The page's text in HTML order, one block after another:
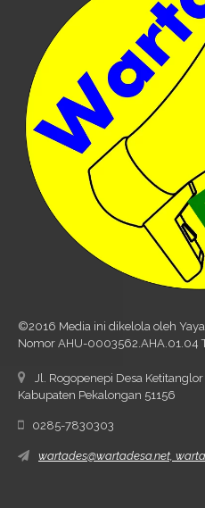
©2016 Media ini dikelola oleh
Nomor AHU-0003562.AHA.01.04
Jl. Rogopenepi Desa
Kabupaten Pekalongan 51156
0285-7830303
wartades@wartadesa.net,